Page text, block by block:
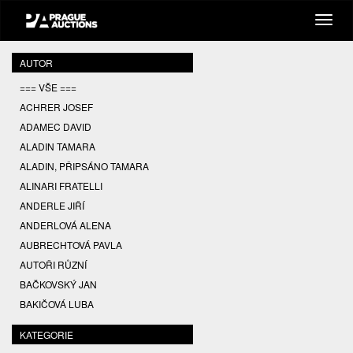
AUTOR
=== VŠE ===
ACHRER JOSEF
ADAMEC DAVID
ALADIN TAMARA
ALADIN, PŘIPSÁNO TAMARA
ALINARI FRATELLI
ANDERLE JIŘÍ
ANDERLOVÁ ALENA
AUBRECHTOVÁ PAVLA
AUTOŘI RŮZNÍ
BAČKOVSKÝ JAN
BAKIČOVÁ LUBA
BALCAR JIŘÍ
BALCAR KAREL
KATEGORIE